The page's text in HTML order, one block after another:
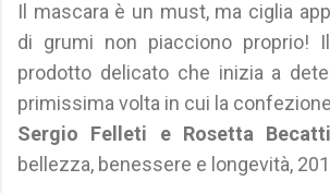
Il mascara è un must, ma ciglia
di grumi non piacciono proprio!
prodotto delicato che inizia a
primissima volta in cui la
Sergio Felleti e Rosetta
bellezza, benessere e longevità,